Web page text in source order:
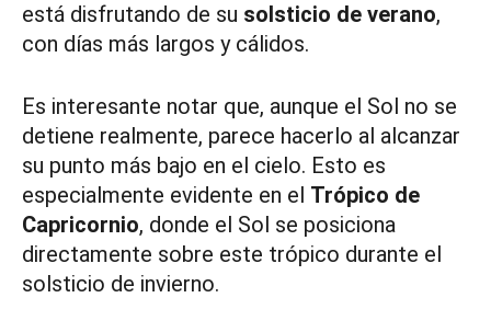
está disfrutando de su solsticio de verano,
con días más largos y cálidos.
Es interesante notar que, aunque el Sol no se
detiene realmente, parece hacerlo al alcanzar
su punto más bajo en el cielo. Esto es
especialmente evidente en el Trópico de
Capricornio, donde el Sol se posiciona
directamente sobre este trópico durante el
solsticio de invierno.